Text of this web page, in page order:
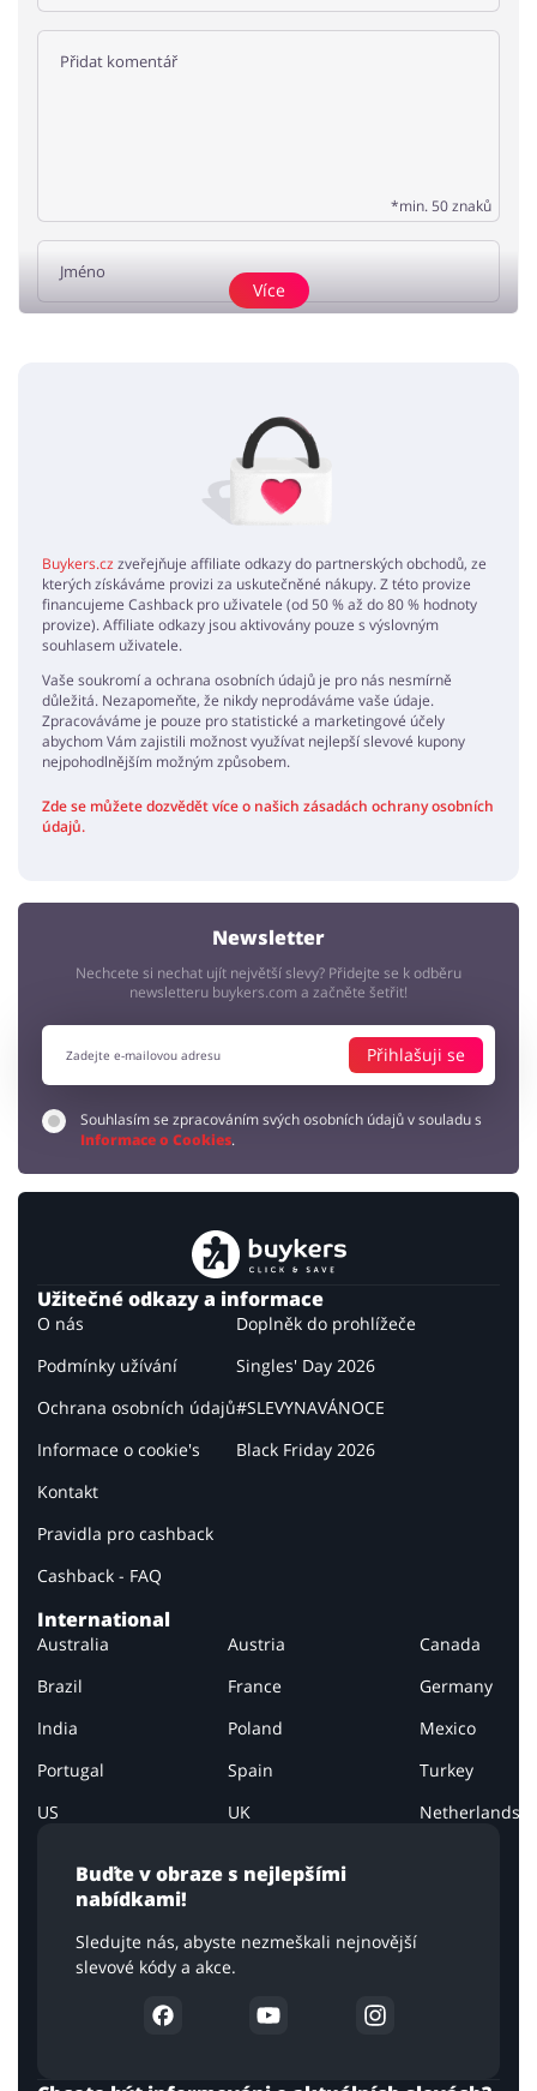
*min. 50 znaků
Kúpila som tandemový zoskok pre manžela ako narodeninový darček
a trafila som do čierneho. Doporučuju všetkým, kto chce urobiť
Více
Buykers.cz zveřejňuje affiliate odkazy do partnerských obchodů, ze
kterých získáváme provizi za uskutečněné nákupy. Z této provize
financujeme Cashback pro uživatele (od 50 % až do 80 % hodnoty
provize). Affiliate odkazy jsou aktivovány pouze s výslovným
souhlasem uživatele.
Vaše soukromí a ochrana osobních údajů je pro nás nesmírně
důležitá. Nezapomeňte, že nikdy neprodáváme vaše údaje.
Zpracováváme je pouze pro statistické a marketingové účely
abychom Vám zajistili možnost využívat nejlepší slevové kupony
nejpohodlnějším možným způsobem.
Zde se můžete dozvědět více o našich zásadách ochrany osobních
údajů.
Newsletter
Nechcete si nechat ujít největší slevy? Přidejte se k odběru
newsletteru buykers.com a začněte šetřit!
Přihlašuji se
Souhlasím se zpracováním svých osobních údajů v souladu s
Informace o Cookies.
Buďte v obraze s nejlepšími
nabídkami!
Sledujte nás, abyste nezmeškali nejnovější
slevové kódy a akce.
Užitečné odkazy a informace
O nás
Podmínky užívání
Ochrana osobních údajů
Informace o cookie's
Kontakt
Pravidla pro cashback
Cashback - FAQ
Doplněk do prohlížeče
Singles' Day 2026
#SLEVYNAVÁNOCE
Black Friday 2026
International
Australia Austria
Canada
Brazil
France
Germany
India
Poland
Mexico
Portugal
Spain
Turkey
US
UK Netherlands